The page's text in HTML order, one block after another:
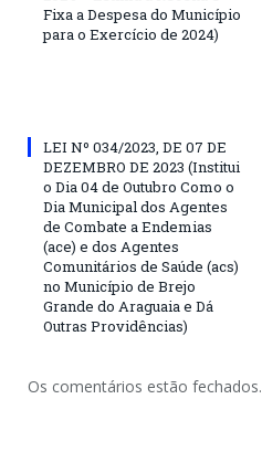
Fixa a Despesa do Município
para o Exercício de 2024)
LEI Nº 034/2023, DE 07 DE
DEZEMBRO DE 2023 (Institui
o Dia 04 de Outubro Como o
Dia Municipal dos Agentes
de Combate a Endemias
(ace) e dos Agentes
Comunitários de Saúde (acs)
no Município de Brejo
Grande do Araguaia e Dá
Outras Providências)
Os comentários estão fechados.